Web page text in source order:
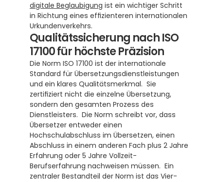
digitale Beglaubigung ist ein wichtiger Schritt
in Richtung eines effizienteren internationalen
Urkundenverkehrs.
Qualitätssicherung nach ISO
17100 für höchste Präzision
Die Norm ISO 17100 ist der internationale
Standard für Übersetzungsdienstleistungen
und ein klares Qualitätsmerkmal.  Sie
zertifiziert nicht die einzelne Übersetzung,
sondern den gesamten Prozess des
Dienstleisters.  Die Norm schreibt vor, dass
Übersetzer entweder einen
Hochschulabschluss im Übersetzen, einen
Abschluss in einem anderen Fach plus 2 Jahre
Erfahrung oder 5 Jahre Vollzeit-
Berufserfahrung nachweisen müssen.  Ein
zentraler Bestandteil der Norm ist das Vier-